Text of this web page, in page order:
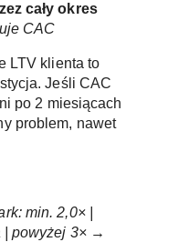
cały okres
CAC
LTV klienta to
Jeśli CAC
po 2 miesiącach
problem, nawet
min. 2,0× |
| powyżej 3× →